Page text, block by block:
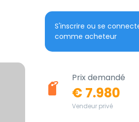
S'inscrire ou se
comme acheteur
Prix demandé
€ 7.980
Vendeur privé